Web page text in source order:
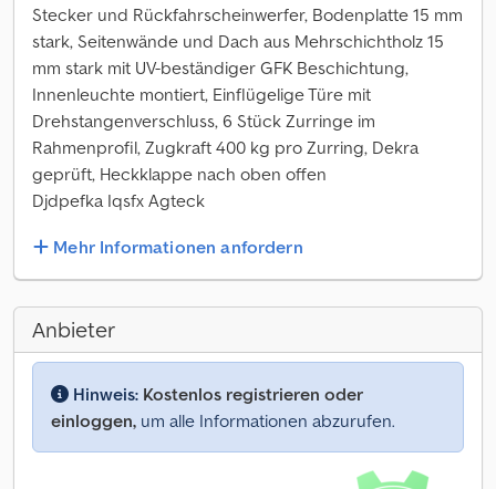
Stecker und Rückfahrscheinwerfer, Bodenplatte 15 mm
stark, Seitenwände und Dach aus Mehrschichtholz 15
mm stark mit UV-beständiger GFK Beschichtung,
Innenleuchte montiert, Einflügelige Türe mit
Drehstangenverschluss, 6 Stück Zurringe im
Rahmenprofil, Zugkraft 400 kg pro Zurring, Dekra
geprüft, Heckklappe nach oben offen
Djdpefka Iqsfx Agteck
Mehr Informationen anfordern
Anbieter
Hinweis: Kostenlos registrieren oder
einloggen, um alle Informationen abzurufen.